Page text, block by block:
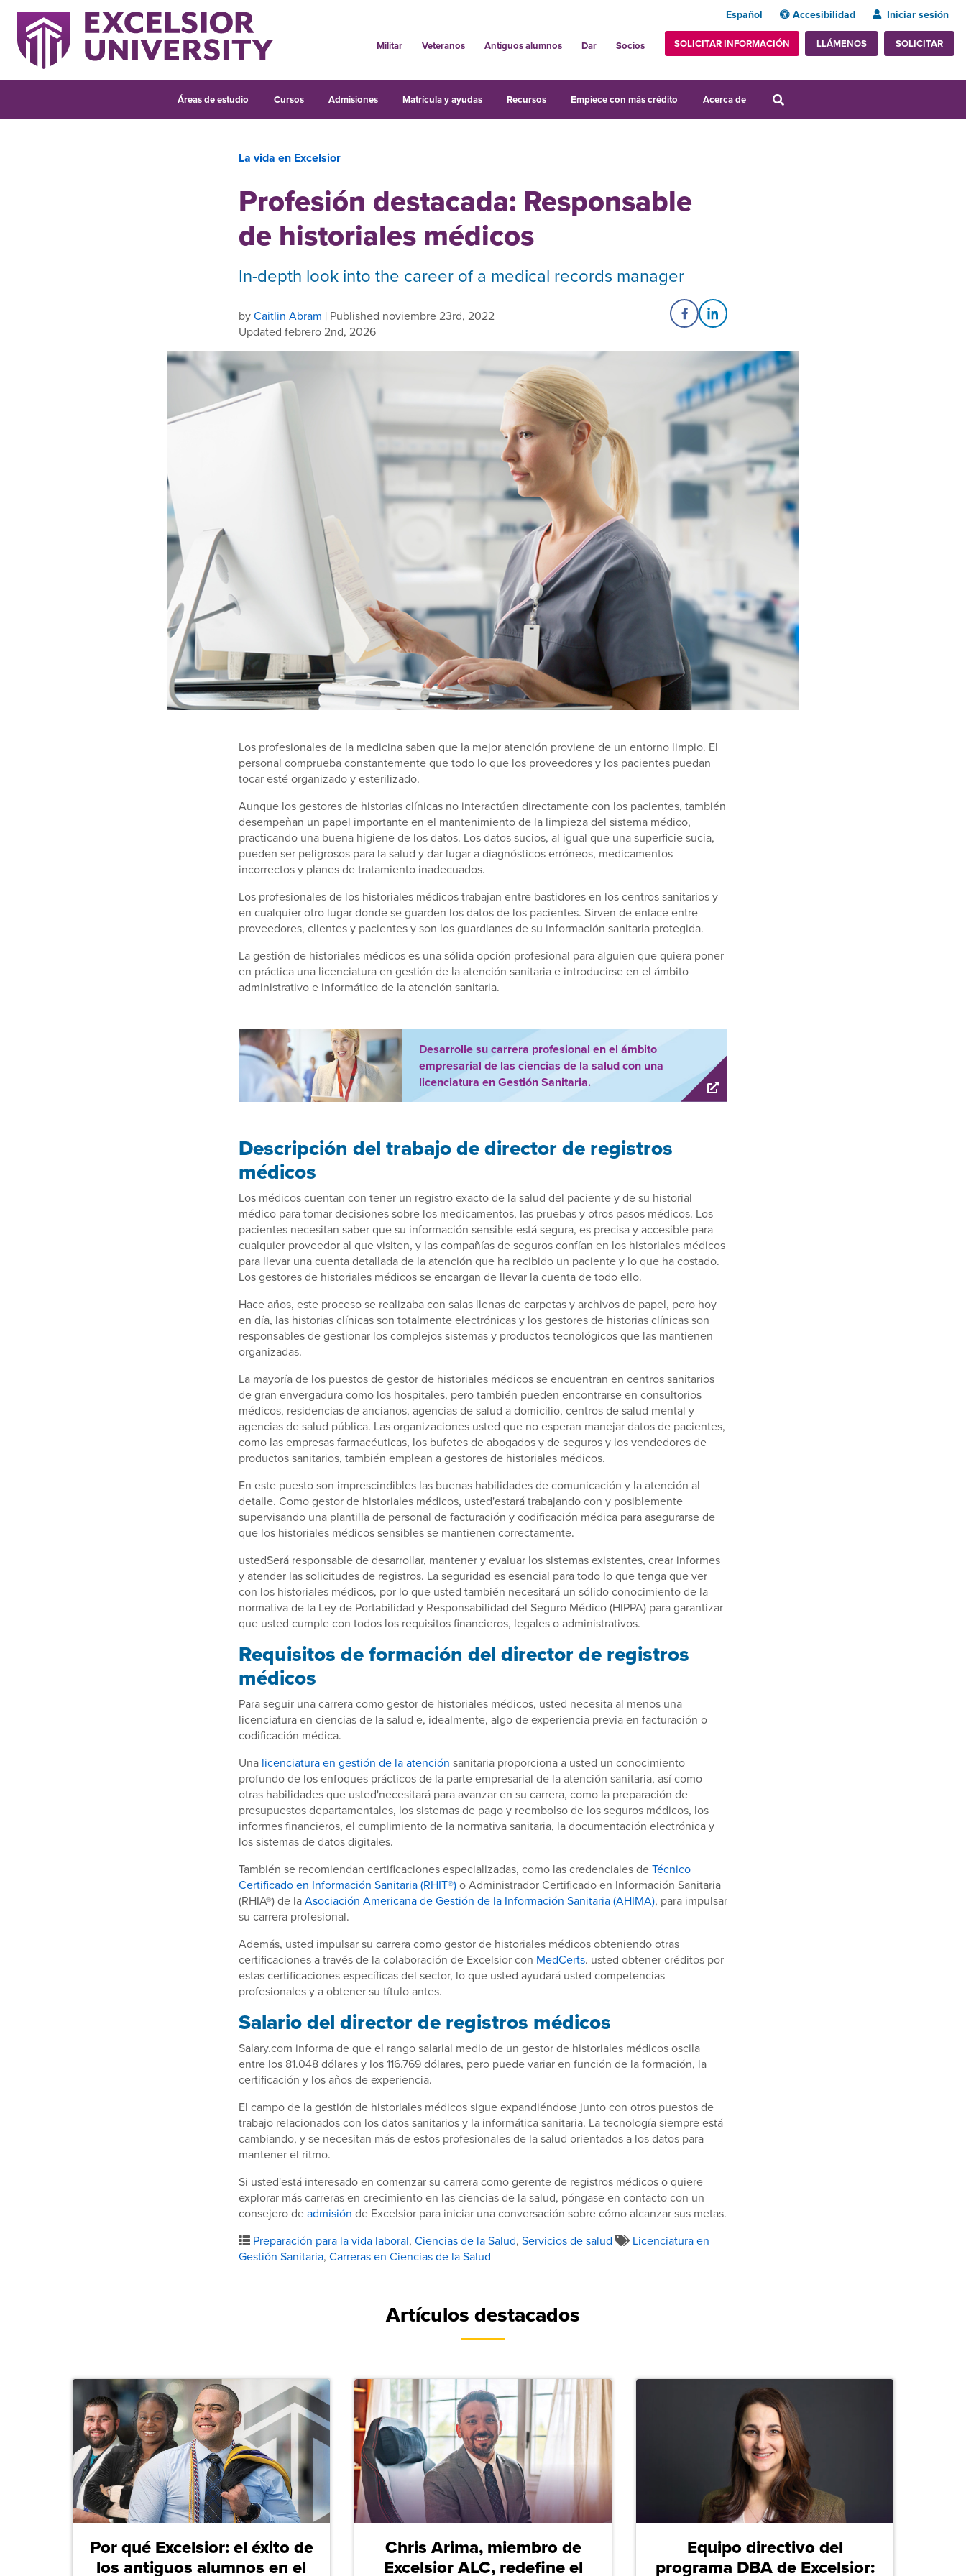
Español Accesibilidad Iniciar sesión
Militar Veteranos Antiguos alumnos Dar Socios SOLICITAR INFORMACIÓN LLÁMENOS SOLICITAR
Áreas de estudio Cursos Admisiones Matrícula y ayudas Recursos Empiece con más crédito Acerca de
La vida en Excelsior
Profesión destacada: Responsable
de historiales médicos
In-depth look into the career of a medical records manager
byCaitlin Abram | Published noviembre 23rd, 2022
Updated febrero 2nd, 2026
Share on Facebook
Share on LinkedIn
Los profesionales de la medicina saben que la mejor atención proviene de un entorno limpio. El
personal comprueba constantemente que todo lo que los proveedores y los pacientes puedan
tocar esté organizado y esterilizado.
Aunque los gestores de historias clínicas no interactúen directamente con los pacientes, también
desempeñan un papel importante en el mantenimiento de la limpieza del sistema médico,
practicando una buena higiene de los datos. Los datos sucios, al igual que una superficie sucia,
pueden ser peligrosos para la salud y dar lugar a diagnósticos erróneos, medicamentos
incorrectos y planes de tratamiento inadecuados.
Los profesionales de los historiales médicos trabajan entre bastidores en los centros sanitarios y
en cualquier otro lugar donde se guarden los datos de los pacientes. Sirven de enlace entre
proveedores, clientes y pacientes y son los guardianes de su información sanitaria protegida.
La gestión de historiales médicos es una sólida opción profesional para alguien que quiera poner
en práctica una licenciatura en gestión de la atención sanitaria e introducirse en el ámbito
administrativo e informático de la atención sanitaria.
Desarrolle su carrera profesional en el ámbito
empresarial de las ciencias de la salud con una
licenciatura en Gestión Sanitaria.
Descripción del trabajo de director de registros
médicos
Los médicos cuentan con tener un registro exacto de la salud del paciente y de su historial
médico para tomar decisiones sobre los medicamentos, las pruebas y otros pasos médicos. Los
pacientes necesitan saber que su información sensible está segura, es precisa y accesible para
cualquier proveedor al que visiten, y las compañías de seguros confían en los historiales médicos
para llevar una cuenta detallada de la atención que ha recibido un paciente y lo que ha costado.
Los gestores de historiales médicos se encargan de llevar la cuenta de todo ello.
Hace años, este proceso se realizaba con salas llenas de carpetas y archivos de papel, pero hoy
en día, las historias clínicas son totalmente electrónicas y los gestores de historias clínicas son
responsables de gestionar los complejos sistemas y productos tecnológicos que las mantienen
organizadas.
La mayoría de los puestos de gestor de historiales médicos se encuentran en centros sanitarios
de gran envergadura como los hospitales, pero también pueden encontrarse en consultorios
médicos, residencias de ancianos, agencias de salud a domicilio, centros de salud mental y
agencias de salud pública. Las organizaciones usted que no esperan manejar datos de pacientes,
como las empresas farmacéuticas, los bufetes de abogados y de seguros y los vendedores de
productos sanitarios, también emplean a gestores de historiales médicos.
En este puesto son imprescindibles las buenas habilidades de comunicación y la atención al
detalle. Como gestor de historiales médicos, usted'estará trabajando con y posiblemente
supervisando una plantilla de personal de facturación y codificación médica para asegurarse de
que los historiales médicos sensibles se mantienen correctamente.
ustedSerá responsable de desarrollar, mantener y evaluar los sistemas existentes, crear informes
y atender las solicitudes de registros. La seguridad es esencial para todo lo que tenga que ver
con los historiales médicos, por lo que usted también necesitará un sólido conocimiento de la
normativa de la Ley de Portabilidad y Responsabilidad del Seguro Médico (HIPPA) para garantizar
que usted cumple con todos los requisitos financieros, legales o administrativos.
Requisitos de formación del director de registros
médicos
Para seguir una carrera como gestor de historiales médicos, usted necesita al menos una
licenciatura en ciencias de la salud e, idealmente, algo de experiencia previa en facturación o
codificación médica.
Una licenciatura en gestión de la atención sanitaria proporciona a usted un conocimiento
profundo de los enfoques prácticos de la parte empresarial de la atención sanitaria, así como
otras habilidades que usted'necesitará para avanzar en su carrera, como la preparación de
presupuestos departamentales, los sistemas de pago y reembolso de los seguros médicos, los
informes financieros, el cumplimiento de la normativa sanitaria, la documentación electrónica y
los sistemas de datos digitales.
También se recomiendan certificaciones especializadas, como las credenciales deTécnico
Certificado en Información Sanitaria (RHIT®)o Administrador Certificado en Información Sanitaria
(RHIA®) de laAsociación Americana de Gestión de la Información Sanitaria (AHIMA), para impulsar
su carrera profesional.
Además, usted impulsar su carrera como gestor de historiales médicos obteniendo otras
certificaciones a través de la colaboración de Excelsior con MedCerts. usted obtener créditos por
estas certificaciones específicas del sector, lo que usted ayudará usted competencias
profesionales y a obtener su título antes.
Salario del director de registros médicos
Salary.com informa de que el rango salarial medio de un gestor de historiales médicos oscila
entre los 81.048 dólares y los 116.769 dólares, pero puede variar en función de la formación, la
certificación y los años de experiencia.
El campo de la gestión de historiales médicos sigue expandiéndose junto con otros puestos de
trabajo relacionados con los datos sanitarios y la informática sanitaria. La tecnología siempre está
cambiando, y se necesitan más de estos profesionales de la salud orientados a los datos para
mantener el ritmo.
Si usted'está interesado en comenzar su carrera como gerente de registros médicos o quiere
explorar más carreras en crecimiento en las ciencias de la salud, póngase en contacto con un
consejero deadmisión de Excelsior para iniciar una conversación sobre cómo alcanzar sus metas.
Preparación para la vida laboral, Ciencias de la Salud, Servicios de salud
Licenciatura en
Gestión Sanitaria, Carreras en Ciencias de la Salud
Artículos destacados
Por qué Excelsior: el éxito de
los antiguos alumnos en el
Chris Arima, miembro de
Excelsior ALC, redefine el
Equipo directivo del
programa DBA de Excelsior: